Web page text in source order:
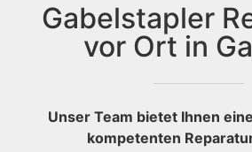
Gabelstapler
vor Ort in
Unser Team bietet Ihnen
kompetenten